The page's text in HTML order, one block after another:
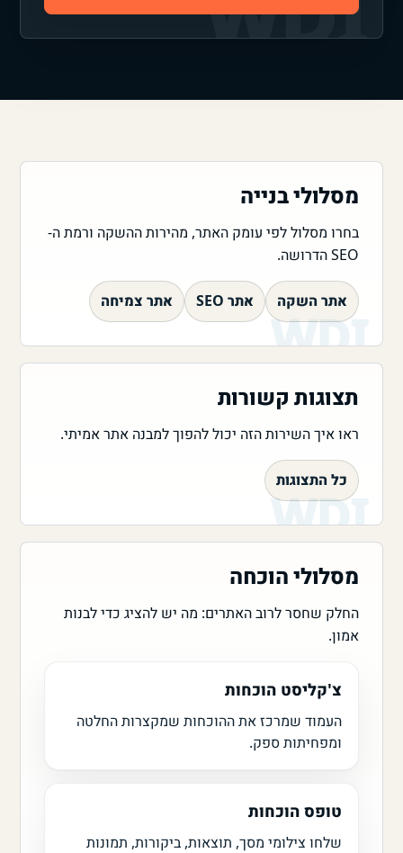
מסלולי בנייה
בחרו מסלול לפי עומק האתר, מהירות ההשקה ורמת ה-
SEO הדרושה.
אתר השקה אתר SEO אתר צמיחה
תצוגות קשורות
ראו איך השירות הזה יכול להפוך למבנה אתר אמיתי.
כל התצוגות
מסלולי הוכחה
החלק שחסר לרוב האתרים: מה יש להציג כדי לבנות
אמון.
צ'קליסט הוכחות
העמוד שמרכז את ההוכחות שמקצרות החלטה
ומפחיתות ספק.
טופס הוכחות
שלחו צילומי מסך, תוצאות, ביקורות, תמונות